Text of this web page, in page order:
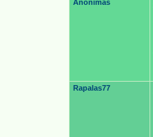
Anonimas
Rapalas77